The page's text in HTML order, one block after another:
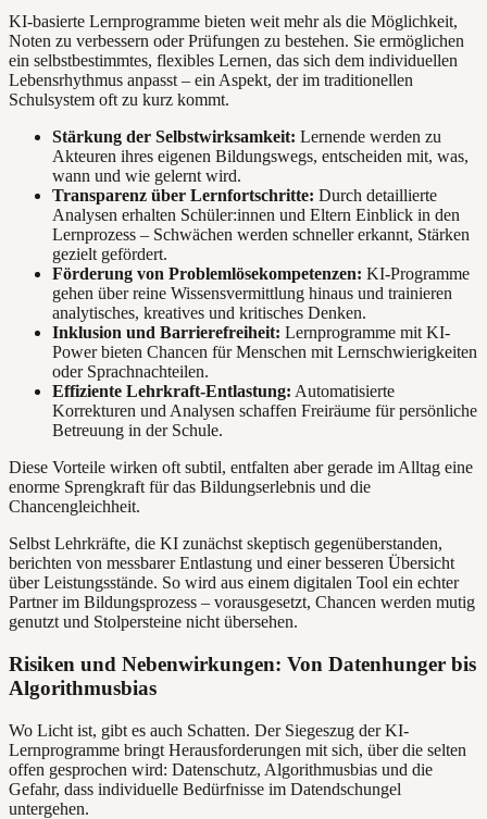
KI-basierte Lernprogramme bieten weit mehr als die Möglichkeit,
Noten zu verbessern oder Prüfungen zu bestehen. Sie ermöglichen
ein selbstbestimmtes, flexibles Lernen, das sich dem individuellen
Lebensrhythmus anpasst – ein Aspekt, der im traditionellen
Schulsystem oft zu kurz kommt.
Stärkung der Selbstwirksamkeit: Lernende werden zu
Akteuren ihres eigenen Bildungswegs, entscheiden mit, was,
wann und wie gelernt wird.
Transparenz über Lernfortschritte: Durch detaillierte
Analysen erhalten Schüler:innen und Eltern Einblick in den
Lernprozess – Schwächen werden schneller erkannt, Stärken
gezielt gefördert.
Förderung von Problemlösekompetenzen: KI-Programme
gehen über reine Wissensvermittlung hinaus und trainieren
analytisches, kreatives und kritisches Denken.
Inklusion und Barrierefreiheit: Lernprogramme mit KI-
Power bieten Chancen für Menschen mit Lernschwierigkeiten
oder Sprachnachteilen.
Effiziente Lehrkraft-Entlastung: Automatisierte
Korrekturen und Analysen schaffen Freiräume für persönliche
Betreuung in der Schule.
Diese Vorteile wirken oft subtil, entfalten aber gerade im Alltag eine
enorme Sprengkraft für das Bildungserlebnis und die
Chancengleichheit.
Selbst Lehrkräfte, die KI zunächst skeptisch gegenüberstanden,
berichten von messbarer Entlastung und einer besseren Übersicht
über Leistungsstände. So wird aus einem digitalen Tool ein echter
Partner im Bildungsprozess – vorausgesetzt, Chancen werden mutig
genutzt und Stolpersteine nicht übersehen.
Risiken und Nebenwirkungen: Von Datenhunger bis
Algorithmusbias
Wo Licht ist, gibt es auch Schatten. Der Siegeszug der KI-
Lernprogramme bringt Herausforderungen mit sich, über die selten
offen gesprochen wird: Datenschutz, Algorithmusbias und die
Gefahr, dass individuelle Bedürfnisse im Datendschungel
untergehen.